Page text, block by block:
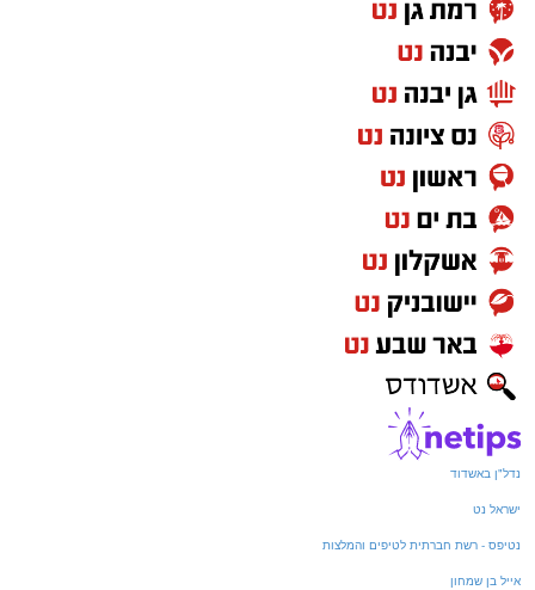
נדל"ן באשדוד
ישראל נט
נטיפס - רשת חברתית לטיפים והמלצות
אייל בן שמחון